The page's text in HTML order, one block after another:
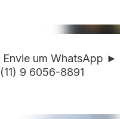
Envie um WhatsApp ►
(11) 9 6056-8891